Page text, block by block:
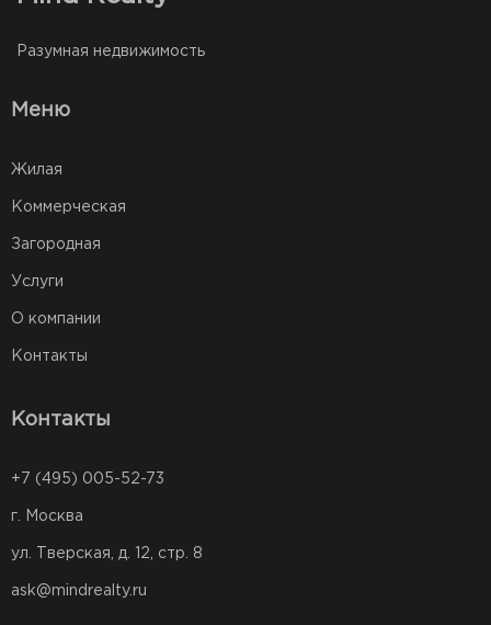
Разумная недвижимость
Меню
Жилая
Коммерческая
Загородная
Услуги
О компании
Контакты
Контакты
+7 (495) 005-52-73
г. Москва
ул. Тверская, д. 12, стр. 8
ask@mindrealty.ru